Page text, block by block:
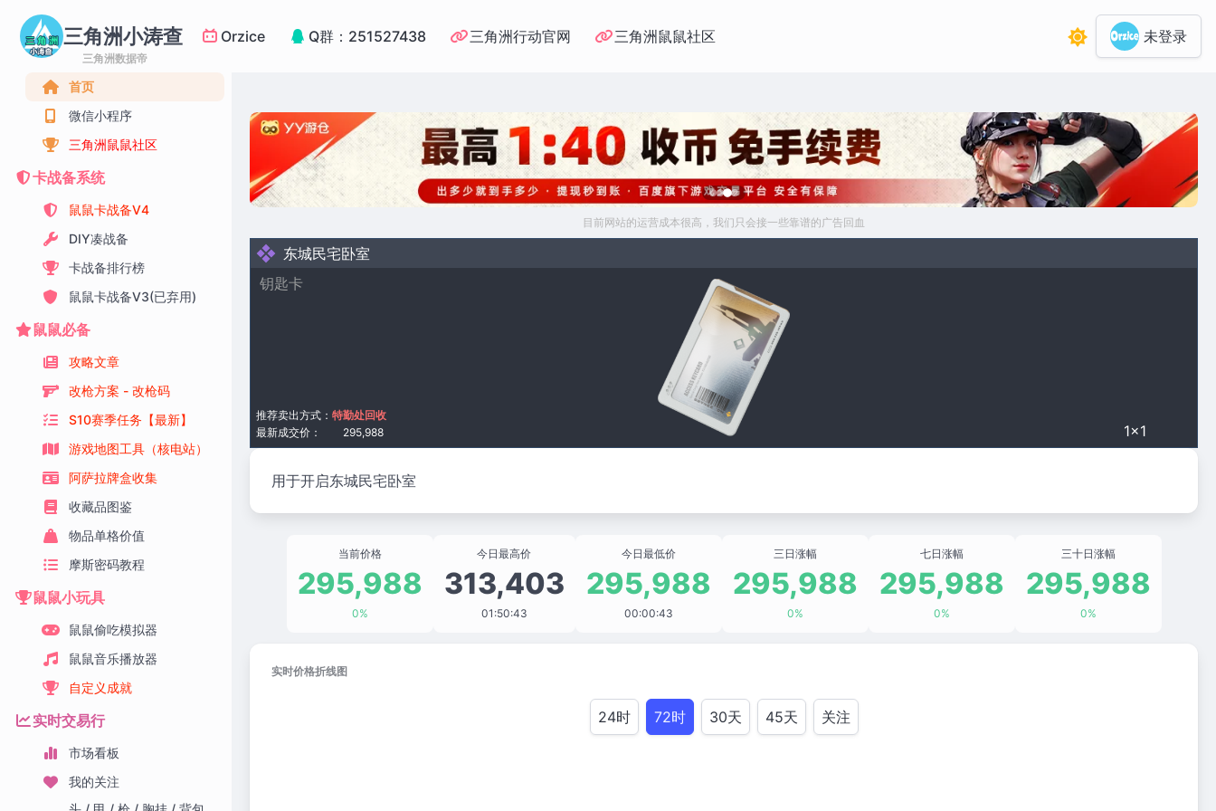
三角洲小涛查
三角洲数据帝
Orzice Q群：251527438 三角洲行动官网 三角洲鼠鼠社区 未登录
首页
微信小程序
三角洲鼠鼠社区
卡战备系统
鼠鼠卡战备V4
DIY凑战备
卡战备排行榜
鼠鼠卡战备V3(已弃用)
鼠鼠必备
攻略文章
改枪方案 - 改枪码
S10赛季任务【最新】
游戏地图工具（核电站）
阿萨拉牌盒收集
收藏品图鉴
物品单格价值
摩斯密码教程
鼠鼠小玩具
鼠鼠偷吃模拟器
鼠鼠音乐播放器
自定义成就
实时交易行
市场看板
我的关注
目前网站的运营成本很高，我们只会接一些靠谱的广告回血
东城民宅卧室
钥匙卡
1×1
最新成交价： 295,988
推荐卖出方式： 特勤处回收
用于开启东城民宅卧室
当前价格
295,988
0%
今日最高价
313,403
01:50:43
今日最低价
295,988
00:00:43
三日涨幅
295,988
0%
七日涨幅
295,988
0%
三十日涨幅
295,988
0%
实时价格折线图
24时 72时 30天 45天 关注